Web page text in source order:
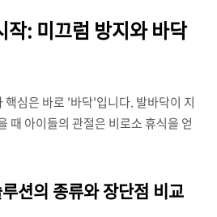
작: 미끄럼 방지와 바닥
심은 바로 '바닥'입니다. 발바닥이 지
때 아이들의 관절은 비로소 휴식을 얻
션의 종류와 장단점 비교